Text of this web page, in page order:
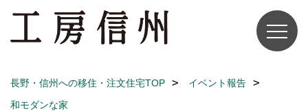
長野・信州への移住・注文住宅TOP
イベント報告
和モダンな家